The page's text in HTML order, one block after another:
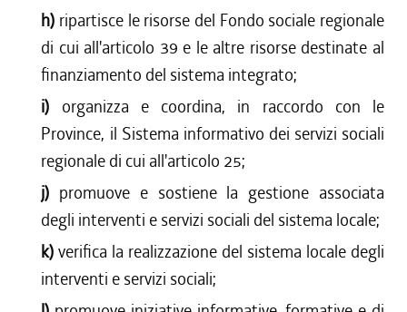
h) ripartisce le risorse del Fondo sociale regionale
di cui all'articolo 39 e le altre risorse destinate al
finanziamento del sistema integrato;
i) organizza e coordina, in raccordo con le
Province, il Sistema informativo dei servizi sociali
regionale di cui all'articolo 25;
j) promuove e sostiene la gestione associata
degli interventi e servizi sociali del sistema locale;
k)verifica la realizzazione del sistema locale degli
interventi e servizi sociali;